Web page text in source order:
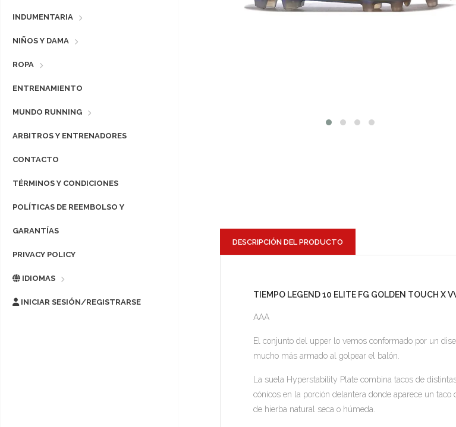
INDUMENTARIA
NIÑOS Y DAMA
ROPA
ENTRENAMIENTO
MUNDO RUNNING
ARBITROS Y ENTRENADORES
CONTACTO
TÉRMINOS Y CONDICIONES
POLÍTICAS DE REEMBOLSO Y
GARANTÍAS
PRIVACY POLICY
IDIOMAS
INICIAR SESIÓN/REGISTRARSE
DESCRIPCIÓN DEL PRODUCTO
TIEMPO LEGEND 10 ELITE FG GOLDEN TOUCH X
AAA
El conjunto del upper lo vemos conformado por un
mucho más armado al golpear el balón.
La suela Hyperstability Plate combina tacos de
cónicos en la porción delantera donde aparece un
de hierba natural seca o húmeda.